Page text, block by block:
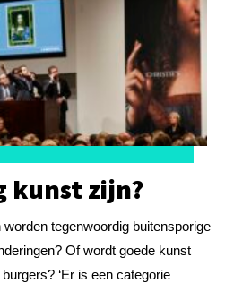
kunst zijn?
tegenwoordig buitensporige
Of wordt goede kunst
‘Er is een categorie